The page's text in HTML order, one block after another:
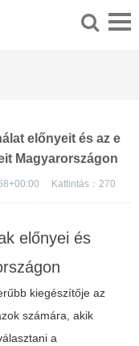
előnyeit és az e
Magyarországon
Kattintás： 270
előnyei és
kiegészítője az
számára, akik
a